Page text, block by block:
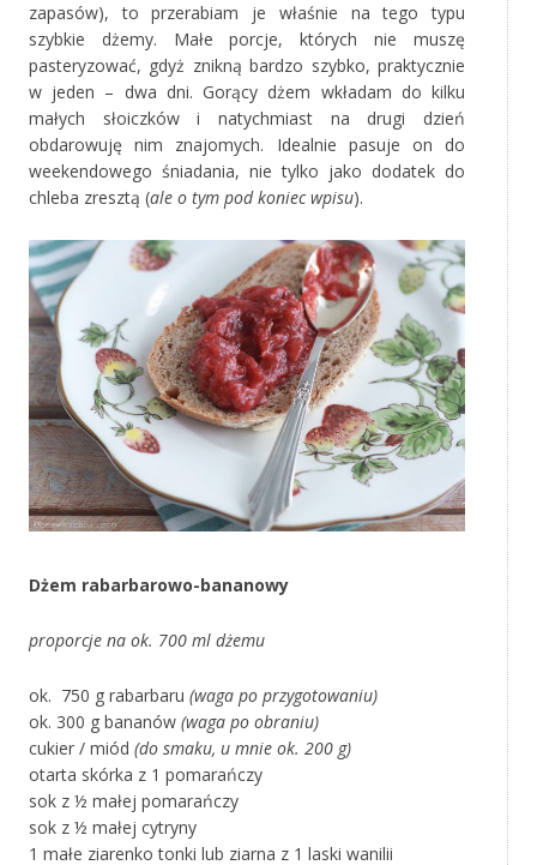
zapasów), to przerabiam je właśnie na tego typu
szybkie dżemy. Małe porcje, których nie muszę
pasteryzować, gdyż znikną bardzo szybko, praktycznie
w jeden – dwa dni. Gorący dżem wkładam do kilku
małych słoiczków i natychmiast na drugi dzień
obdarowuję nim znajomych. Idealnie pasuje on do
weekendowego śniadania, nie tylko jako dodatek do
chleba zresztą (ale o tym pod koniec wpisu).
Dżem rabarbarowo-bananowy
proporcje na ok. 700 ml dżemu
ok. 750 g rabarbaru (waga po przygotowaniu)
ok. 300 g bananów (waga po obraniu)
cukier / miód (do smaku, u mnie ok. 200 g)
otarta skórka z 1 pomarańczy
sok z ½ małej pomarańczy
sok z ½ małej cytryny
1 małe ziarenko tonki lub ziarna z 1 laski wanilii